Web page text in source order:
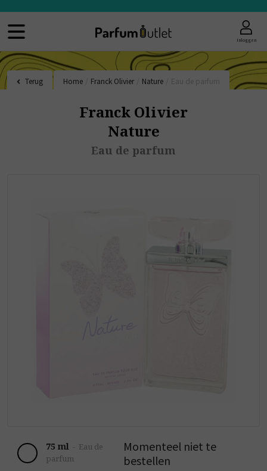
Inloggen
Terug Home Franck Olivier Nature
Franck Olivier
Nature
Eau de parfum
75 ml - Eau de
parfum
Momenteel niet te
bestellen